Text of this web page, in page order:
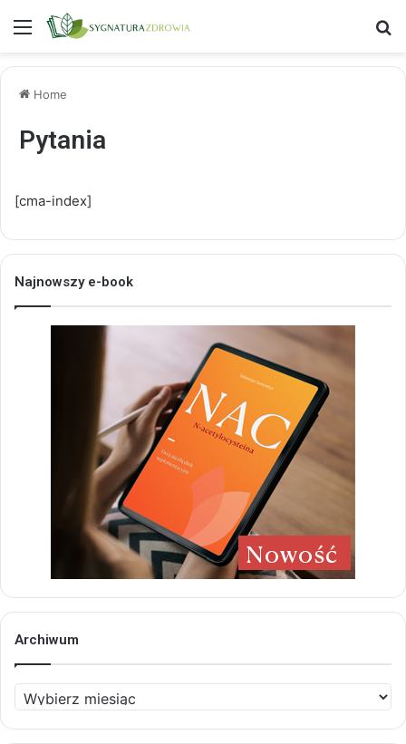
Menu
Home
Pytania
[cma-index]
Najnowszy e-book
Archiwum
Archiwum